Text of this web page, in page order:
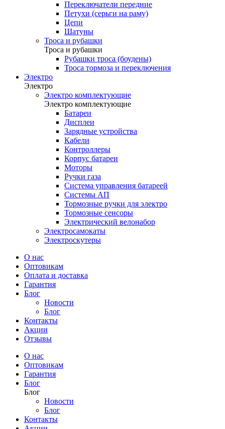
Переключатели передние
Петухи (серьги на раму)
Цепи
Шатуны
Троса и рубашки
Троса и рубашки
Рубашки троса (боудены)
Троса тормоза и переключения
Электро
Электро
Электро комплектующие
Электро комплектующие
Батареи
Дисплеи
Зарядные устройства
Кабели
Контроллеры
Корпус батареи
Моторы
Ручки газа
Система управления батареей
Системы АП
Тормозные ручки для электро
Тормозные сенсоры
Электрический велонабор
Электросамокаты
Электроскутеры
О нас
Оптовикам
Оплата и доставка
Гарантия
Блог
Новости
Блог
Контакты
Акции
Отзывы
О нас
Оптовикам
Гарантия
Блог
Блог
Новости
Блог
Контакты